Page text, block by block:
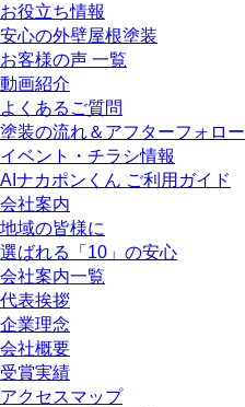
お役立ち情報
安心の外壁屋根塗装
お客様の声 一覧
動画紹介
よくあるご質問
塗装の流れ＆アフターフォロー
イベント・チラシ情報
AIナカポンくん ご利用ガイド
会社案内
地域の皆様に
選ばれる「10」の安心
会社案内一覧
代表挨拶
企業理念
会社概要
受賞実績
アクセスマップ